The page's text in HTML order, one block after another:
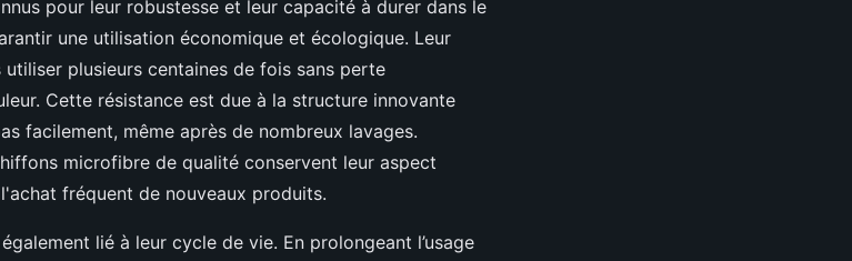
pour leur robustesse et leur capacité à durer dans le
une utilisation économique et écologique. Leur
utiliser plusieurs centaines de fois sans perte
Cette résistance est due à la structure innovante
facilement, même après de nombreux lavages.
microfibre de qualité conservent leur aspect
fréquent de nouveaux produits.
lié à leur cycle de vie. En prolongeant l’usage